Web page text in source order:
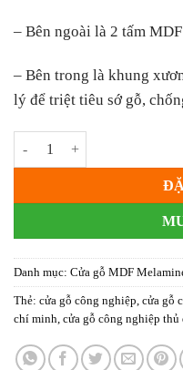
– Bên ngoài là 2 tấm
– Bên trong là khung
lý để triệt tiêu sớ gỗ,
Danh mục: Cửa gỗ MDF
Thẻ: cửa gỗ công nghiệp cửa gỗ
chí minh cửa gỗ công nghiệp thủ